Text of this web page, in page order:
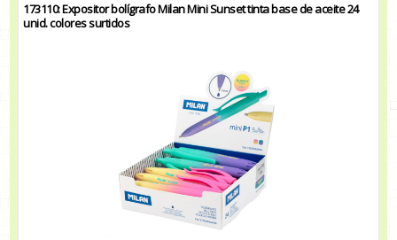
173110: Expositor bolígrafo Milan Mini Sunset tinta base de aceite 24
unid. colores surtidos